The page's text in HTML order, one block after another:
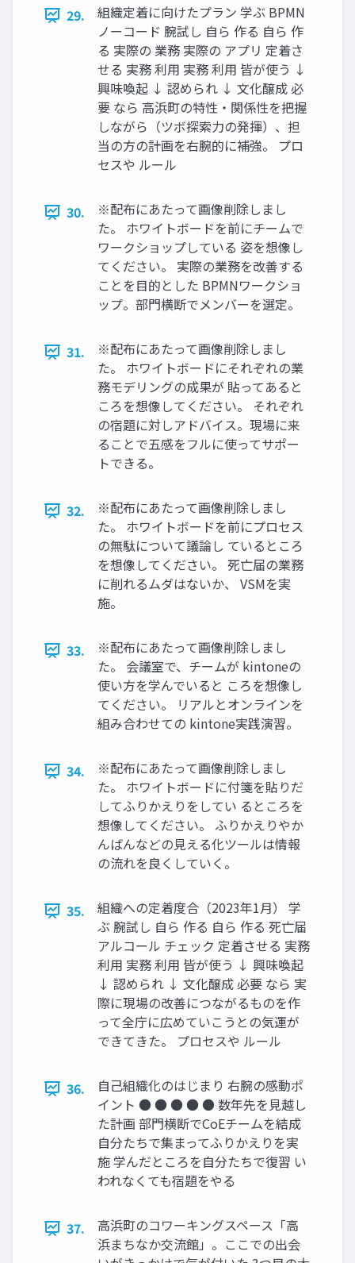
29.
組織定着に向けたプラン 学ぶ BPMN
ノーコード 腕試し 自ら 作る 自ら 作
る 実際の 業務 実際の アプリ 定着さ
せる 実務 利用 実務 利用 皆が使う ↓
興味喚起 ↓ 認められ ↓ 文化醸成 必
要 なら 高浜町の特性・関係性を把握
しながら（ツボ探索力の発揮）、担
当の方の計画を右腕的に補強。 プロ
セスや ルール
30.
※配布にあたって画像削除しまし
た。 ホワイトボードを前にチームで
ワークショップしている 姿を想像し
てください。 実際の業務を改善する
ことを目的とした BPMNワークショ
ップ。部門横断でメンバーを選定。
31.
※配布にあたって画像削除しまし
た。 ホワイトボードにそれぞれの業
務モデリングの成果が 貼ってあると
ころを想像してください。 それぞれ
の宿題に対しアドバイス。現場に来
ることで五感をフルに使ってサポー
トできる。
32.
※配布にあたって画像削除しまし
た。 ホワイトボードを前にプロセス
の無駄について議論し ているところ
を想像してください。 死亡届の業務
に削れるムダはないか、 VSMを実
施。
33.
※配布にあたって画像削除しまし
た。 会議室で、チームが kintoneの
使い方を学んでいると ころを想像し
てください。 リアルとオンラインを
組み合わせての kintone実践演習。
34.
※配布にあたって画像削除しまし
た。 ホワイトボードに付箋を貼りだ
してふりかえりをしてい るところを
想像してください。 ふりかえりやか
んばんなどの見える化ツールは情報
の流れを良くしていく。
35.
組織への定着度合（2023年1月） 学
ぶ 腕試し 自ら 作る 自ら 作る 死亡届
アルコール チェック 定着させる 実務
利用 実務 利用 皆が使う ↓ 興味喚起
↓ 認められ ↓ 文化醸成 必要 なら 実
際に現場の改善につながるものを作
って全庁に広めていこうとの気運が
できてきた。 プロセスや ルール
36.
自己組織化のはじまり 右腕の感動ポ
イント ● ● ● ● ● 数年先を見越し
た計画 部門横断でCoEチームを結成
自分たちで集まってふりかえりを実
施 学んだところを自分たちで復習 い
われなくても宿題をやる
37.
高浜町のコワーキングスペース「高
浜まちなか交流館」。ここでの出会